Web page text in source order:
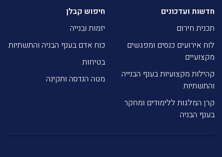
חדשות ועדכונים
תכנית חירום
לוח אירועים כנסים ומפגשים
מקצועיים
קהילות מקצועיות בענף הבנייה
והתשתיות
קרן המלגות ללימודים ומחקר
בענף הבניה
חיפוש קבלן
יזמות ובנייה
כוח אדם בענף הבניה והתשתיות
בטיחות
מטה הנדסה ותקינה